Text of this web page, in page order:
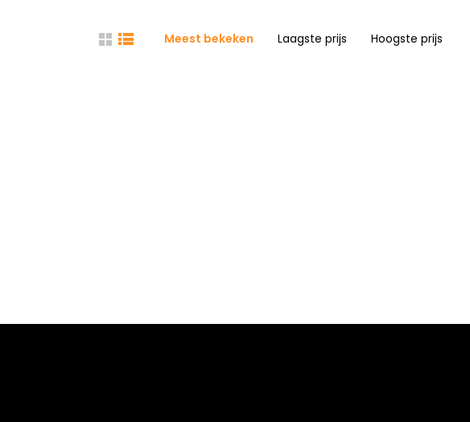
Meest bekeken Laagste prijs Hoogste prijs